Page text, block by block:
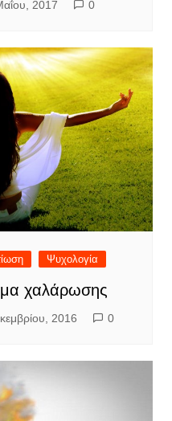
2017 0
Ψυχολογία
χαλάρωσης
2016 0